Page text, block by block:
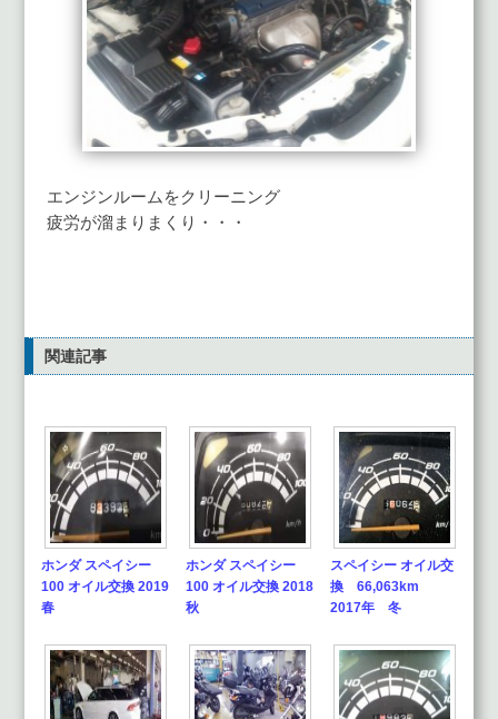
エンジンルームをクリーニング
疲労が溜まりまくり・・・
関連記事
ホンダ スペイシー
100 オイル交換 2019
春
ホンダ スペイシー
100 オイル交換 2018
秋
スペイシー オイル交
換 66,063km
2017年 冬